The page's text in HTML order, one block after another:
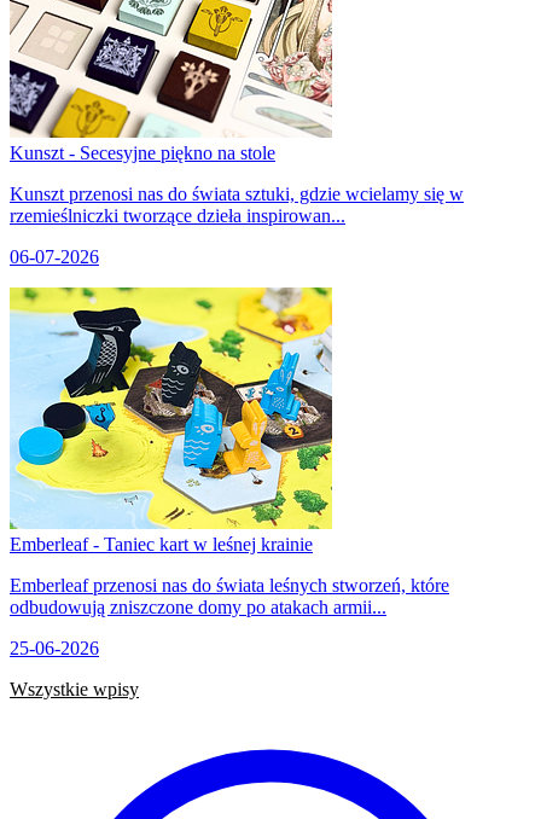
Kunszt - Secesyjne piękno na stole
Kunszt przenosi nas do świata sztuki, gdzie wcielamy się w
rzemieślniczki tworzące dzieła inspirowan...
06-07-2026
Emberleaf - Taniec kart w leśnej krainie
Emberleaf przenosi nas do świata leśnych stworzeń, które
odbudowują zniszczone domy po atakach armii...
25-06-2026
Wszystkie wpisy